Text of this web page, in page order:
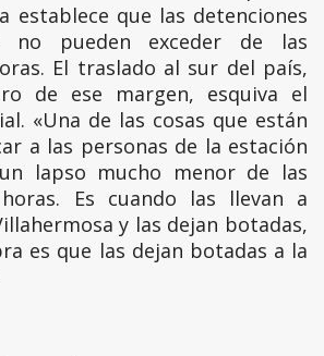
establece que las detenciones
no pueden exceder de las
El traslado al sur del país,
de ese margen, esquiva el
«Una de las cosas que están
a las personas de la estación
lapso mucho menor de las
Es cuando las llevan a
y las dejan botadas,
es que las dejan botadas a la